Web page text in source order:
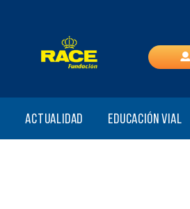
Actualidad Educación vial